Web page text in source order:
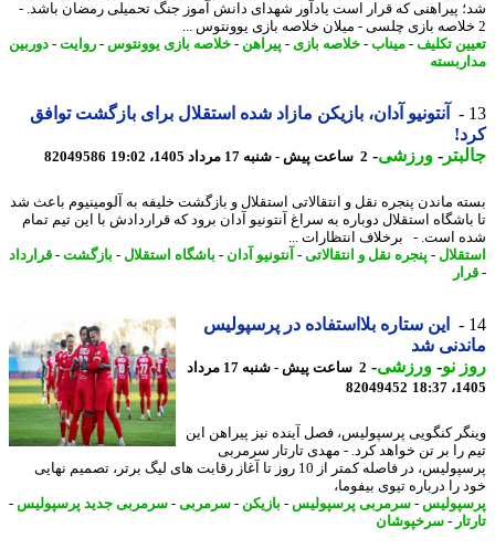
پیراهنی که قرار است یادآور شهدای دانش آموز جنگ تحمیلی رمضان باشد. -
تکلیف-میناب-خلاصه بازی - پیراهن -خلاصه بازی یوونتوس-روایت-دوربین
آنتونیو آدان، بازیکن مازاد شده استقلال برای بازگشت توافق
-ورزشی-2 ساعت پیش - شنبه 17 مرداد 1405، 19:02 82049586
ماندن پنجره نقل و انتقالاتی استقلال و بازگشت خلیفه به آلومینیوم باعث شد
استقلال دوباره به سراغ آنتونیو آدان برود که قراردادش با این تیم تمام
است. - برخلاف انتظارات ...
-پنجره نقل و انتقالاتی-آنتونیو آدان - باشگاه استقلال-بازگشت-قرارداد
این ستاره بلااستفاده در پرسپولیس
شد
نو- ورزشی-
2 ساعت پیش - شنبه 17 مرداد
82049452
کنگویی پرسپولیس، فصل آینده نیز پیراهن این
را بر تن خواهد کرد. - مهدی تارتار سرمربی
پرسپولیس، در فاصله کمتر از 10 روز تا آغاز رقابت های لیگ برتر، تصمیم نهایی
را درباره تیوی بیفوما،
-سرمربی پرسپولیس-بازیکن -سرمربی- سرمربی جدید پرسپولیس-
- سرخپوشان